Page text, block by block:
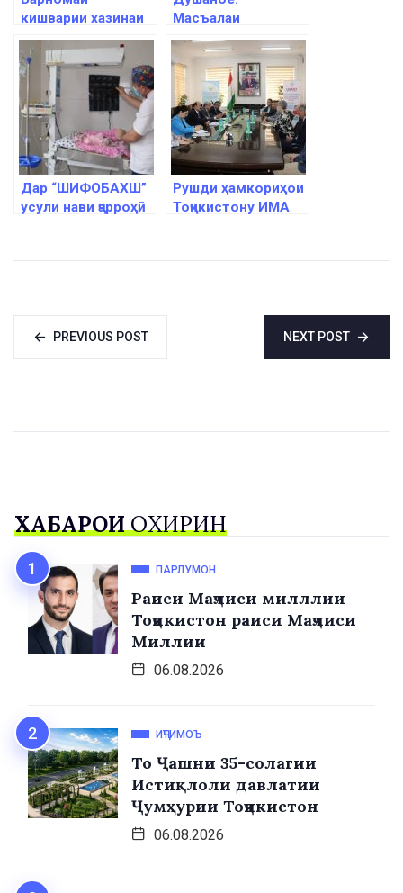
кишварии хазинаи
нуфуси СММ дар
Тоҷикистон барои
солҳои 2023-2026
муаррифӣ шуд
Масъалаи
мубориза бар
зидди ВНМО ва сил
баррасӣ шуд
Дар “ШИФОБАХШ”
усули нави ҷарроҳӣ
Рушди ҳамкориҳои
Тоҷикистону ИМА
PREVIOUS POST NEXT POST
ХАБАРҲОИОХИРИН
ПАРЛУМОН
Раиси Маҷлиси милллии
Тоҷикистон раиси Маҷлиси
Миллии
06.08.2026
ИҶТИМОЪ
То Ҷашни 35-солагии
Истиқлоли давлатии
Ҷумҳурии Тоҷикистон
06.08.2026